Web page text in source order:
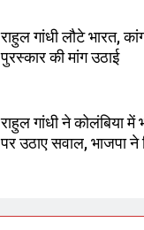
राहुल गांधी लौटे भारत,
पुरस्कार की मांग उठाई
राहुल गांधी ने कोलंबिया
पर उठाए सवाल, भाजपा ने
तय किए
रोशन सिंह के नाम
अमर शहीद ठाकुर